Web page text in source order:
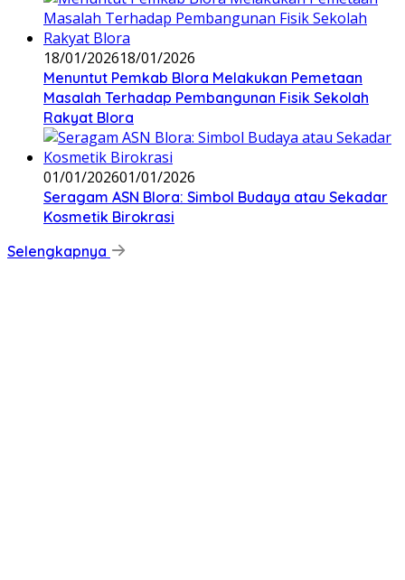
18/01/202618/01/2026
‎Menuntut Pemkab Blora Melakukan Pemetaan
Masalah Terhadap Pembangunan Fisik Sekolah
Rakyat Blora
01/01/202601/01/2026
‎Seragam ASN Blora: Simbol Budaya atau Sekadar
Kosmetik Birokrasi
Selengkapnya